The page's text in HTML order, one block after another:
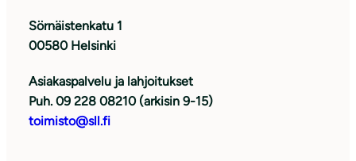
Sörnäistenkatu 1
00580 Helsinki
Asiakaspalvelu ja lahjoitukset
Puh. 09 228 08210 (arkisin 9-15)
toimisto@sll.fi